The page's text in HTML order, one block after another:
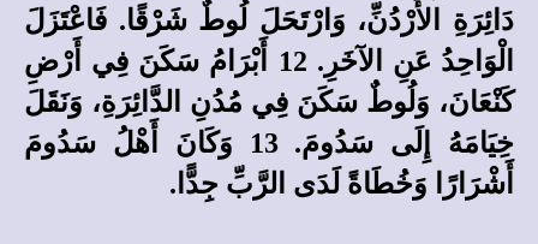
دَائِرَةِ الأُرْدُنِّ، وَارْتَحَلَ لُوطٌ شَرْقًا. فَاعْتَزَلَ
الْوَاحِدُ عَنِ الآخَرِ. 12 أَبْرَامُ سَكَنَ فِي أَرْضِ
كَنْعَانَ، وَلُوطٌ سَكَنَ فِي مُدُنِ الدَّائِرَةِ، وَنَقَلَ
خِيَامَهُ إِلَى سَدُومَ. 13 وَكَانَ أَهْلُ سَدُومَ
أَشْرَارًا وَخُطَاةً لَدَى الرَّبِّ جِدًّا.